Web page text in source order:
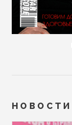
НОВОСТИ